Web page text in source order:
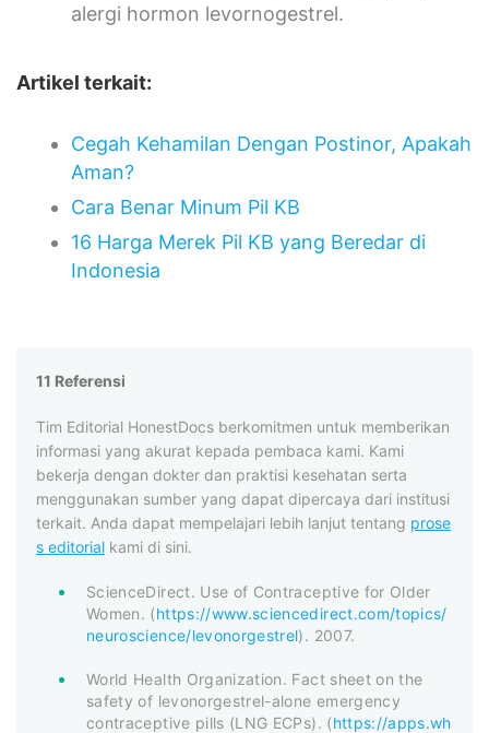
alergi hormon levornogestrel.
Artikel terkait:
Cegah Kehamilan Dengan Postinor, Apakah
Aman?
Cara Benar Minum Pil KB
16 Harga Merek Pil KB yang Beredar di
Indonesia
11 Referensi
Tim Editorial HonestDocs berkomitmen untuk memberikan
informasi yang akurat kepada pembaca kami. Kami
bekerja dengan dokter dan praktisi kesehatan serta
menggunakan sumber yang dapat dipercaya dari institusi
terkait. Anda dapat mempelajari lebih lanjut tentang prose
s editorial kami di sini.
ScienceDirect. Use of Contraceptive for Older
Women. (https://www.sciencedirect.com/topics/
neuroscience/levonorgestrel). 2007.
World Health Organization. Fact sheet on the
safety of levonorgestrel-alone emergency
contraceptive pills (‎LNG ECPs)‎. (https://apps.wh